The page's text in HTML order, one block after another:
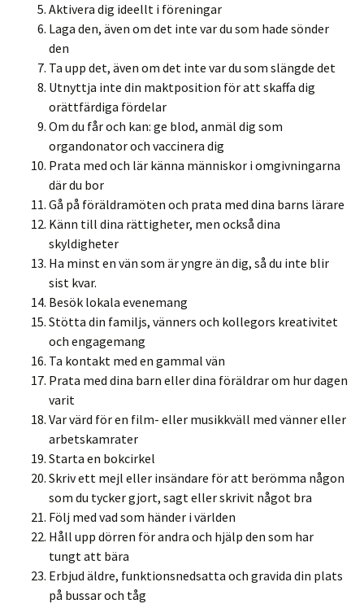
Aktivera dig ideellt i föreningar
Laga den, även om det inte var du som hade sönder
den
Ta upp det, även om det inte var du som slängde det
Utnyttja inte din maktposition för att skaffa dig
orättfärdiga fördelar
Om du får och kan: ge blod, anmäl dig som
organdonator och vaccinera dig
Prata med och lär känna människor i omgivningarna
där du bor
Gå på föräldramöten och prata med dina barns lärare
Känn till dina rättigheter, men också dina
skyldigheter
Ha minst en vän som är yngre än dig, så du inte blir
sist kvar.
Besök lokala evenemang
Stötta din familjs, vänners och kollegors kreativitet
och engagemang
Ta kontakt med en gammal vän
Prata med dina barn eller dina föräldrar om hur dagen
varit
Var värd för en film- eller musikkväll med vänner eller
arbetskamrater
Starta en bokcirkel
Skriv ett mejl eller insändare för att berömma någon
som du tycker gjort, sagt eller skrivit något bra
Följ med vad som händer i världen
Håll upp dörren för andra och hjälp den som har
tungt att bära
Erbjud äldre, funktionsnedsatta och gravida din plats
på bussar och tåg